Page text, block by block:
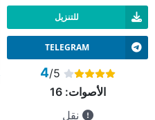
للتنزيل
TELEGRAM
4/5
الأصوات:16
نقل